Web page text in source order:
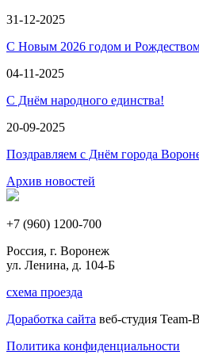
31-12-2025
С Новым 2026 годом и
04-11-2025
С Днём народного единства!
20-09-2025
Поздравляем с Днём города
Архив новостей
+7 (960) 1200-700
Россия, г. Воронеж
ул. Ленина, д. 104-Б
схема проезда
Доработка сайта веб-студия Team-B
Политика конфиденциальности